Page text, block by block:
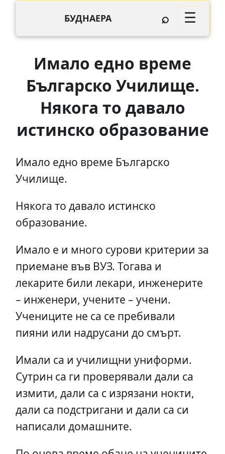
БУДНАЕРА ⌕ ☰
Имало едно време
Българско Училище.
Някога то давало
истинско образование
Имало едно време Българско
Училище.
Някога то давало истинско
образование.
Имало е и много сурови критерии за
приемане във ВУЗ. Тогава и
лекарите били лекари, инженерите
– инженери, учените – учени.
Учениците не са се пребивали
пияни или надрусани до смърт.
Имали са и училищни униформи.
Сутрин са ги проверявали дали са
измити, дали са с изрязани нокти,
дали са подстригани и дали са си
написали домашните.